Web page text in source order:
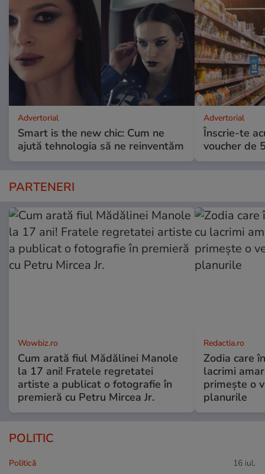
Advertorial
Smart is the new chic: Cum ne
ajută tehnologia să ne reinventăm
Advertorial
Înscrie-te
voucher de
PARTENERI
Wowbiz.ro
Cum arată fiul Mădălinei Manole
la 17 ani! Fratele regretatei
artiste a publicat o fotografie în
premieră cu Petru Mircea Jr.
Redactia.ro
Zodia care
lacrimi
primește o
planurile
POLITIC
Politică 16 iul.